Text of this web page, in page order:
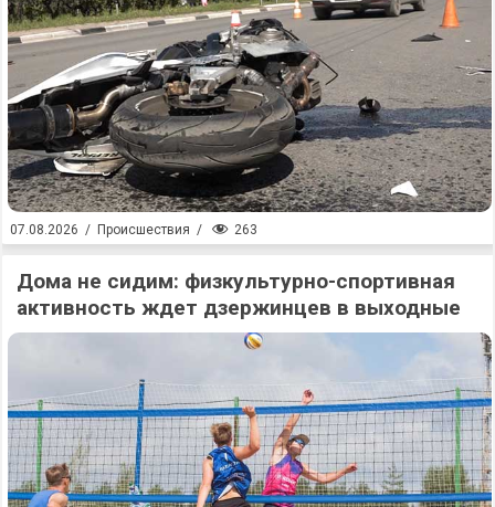
07.08.2026 / Происшествия / 263
Дома не сидим: физкультурно-спортивная
активность ждет дзержинцев в выходные